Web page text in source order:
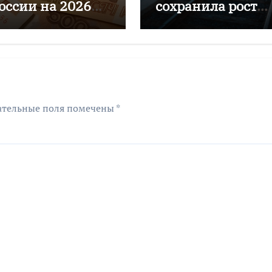
на 2026
до 6–7%
сохранила рост
перевозок с
поля помечены *